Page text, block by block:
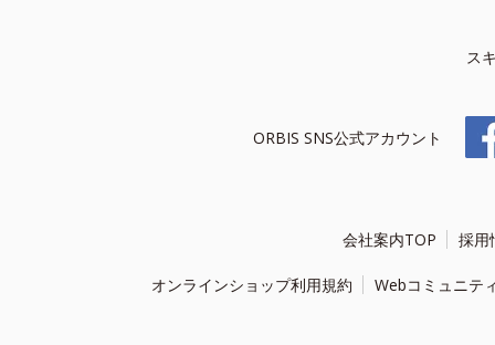
ス
ORBIS SNS公式アカウント
会社案内TOP 採用
オンラインショップ利用規約 Webコミュニテ